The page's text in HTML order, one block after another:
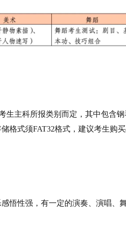
生主科所报类别而定，其中包含
格式须FAT32格式，建议考生购
悟性强，有一定的演奏、演唱、